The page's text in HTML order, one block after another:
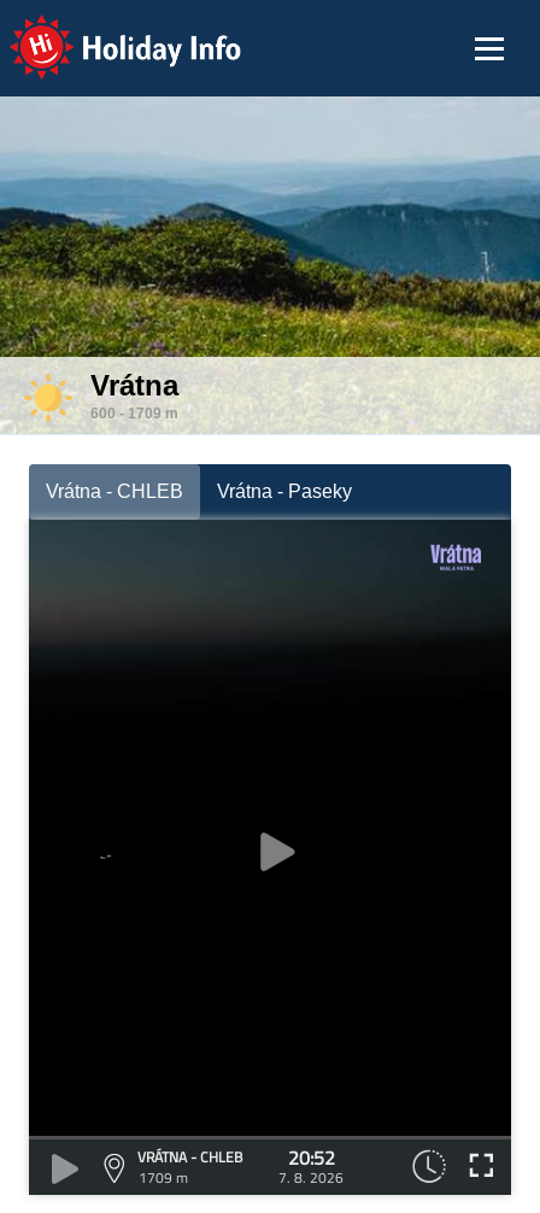
Holiday Info
Vrátna
600 - 1709 m
Vrátna - CHLEB Vrátna - Paseky
VRÁTNA - CHLEB
1709 m
20:52
7. 8. 2026